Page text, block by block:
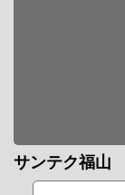
サンテク福山